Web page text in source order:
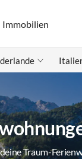
Immobilien
Traum-